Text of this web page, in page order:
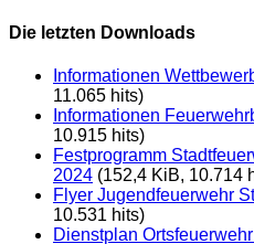
Die letzten Downloads
Informationen
11.065 hits)
Informationen
10.915 hits)
Festprogramm
2024 (152,4 KiB, 10.714
Flyer Jugendfeuerwehr
10.531 hits)
Dienstplan